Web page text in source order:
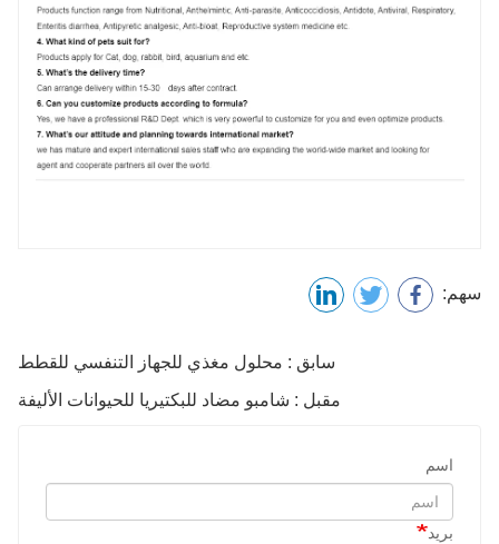
سهم:
سابق : محلول مغذي للجهاز التنفسي للقطط
مقبل : شامبو مضاد للبكتيريا للحيوانات الأليفة
اسم
بريد